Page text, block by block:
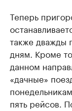
Теперь
также дважды
дням. Кроме
данном
«дачные»
пять рейсов.